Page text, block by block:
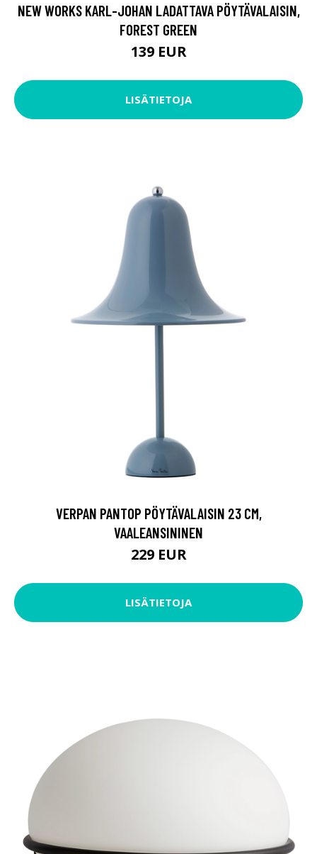
NEW WORKS KARL-JOHAN LADATTAVA PÖYTÄVALAISIN,
FOREST GREEN
139 EUR
LISÄTIETOJA
VERPAN PANTOP PÖYTÄVALAISIN 23 CM,
VAALEANSININEN
229 EUR
LISÄTIETOJA